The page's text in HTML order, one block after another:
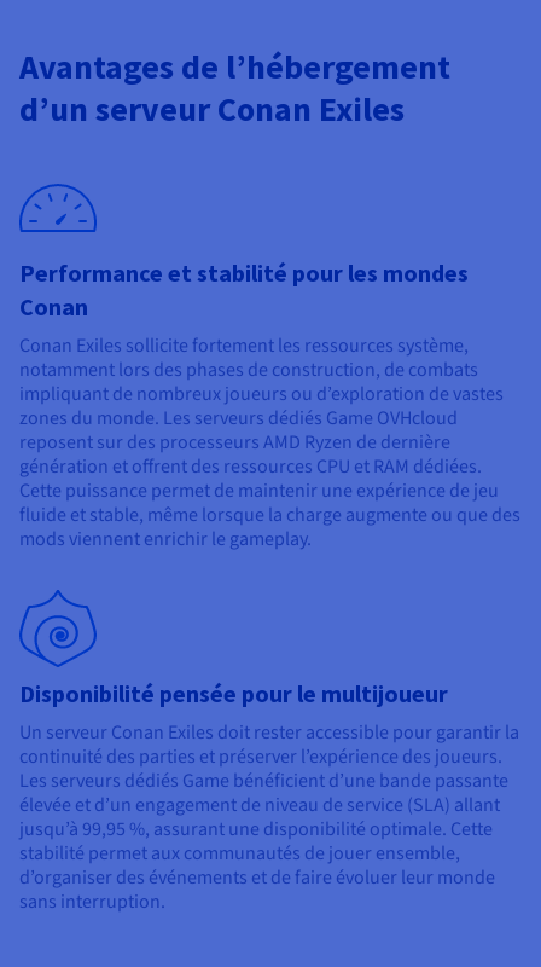
Disponibilités par régions
Documentation
Roadmap & Changelog
Roadmap & Changelog
Documentation
Roadmap & Changelog
Avantages de l’hébergement
d’un serveur Conan Exiles
Performance et stabilité pour les mondes
Conan
Conan Exiles sollicite fortement les ressources système,
notamment lors des phases de construction, de combats
impliquant de nombreux joueurs ou d’exploration de vastes
zones du monde. Les serveurs dédiés Game OVHcloud
reposent sur des processeurs AMD Ryzen de dernière
génération et offrent des ressources CPU et RAM dédiées.
Cette puissance permet de maintenir une expérience de jeu
fluide et stable, même lorsque la charge augmente ou que des
mods viennent enrichir le gameplay.
Disponibilité pensée pour le multijoueur
Un serveur Conan Exiles doit rester accessible pour garantir la
continuité des parties et préserver l’expérience des joueurs.
Les serveurs dédiés Game bénéficient d’une bande passante
élevée et d’un engagement de niveau de service (SLA) allant
jusqu’à 99,95 %, assurant une disponibilité optimale. Cette
stabilité permet aux communautés de jouer ensemble,
d’organiser des événements et de faire évoluer leur monde
sans interruption.